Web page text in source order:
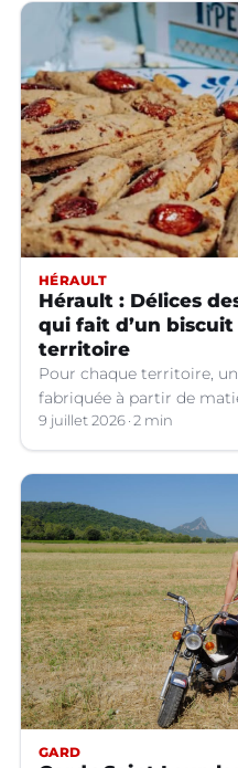
HÉRAULT
Hérault : Délices
qui fait d’un
territoire
Pour chaque territoire,
fabriquée à partir de
9 juillet 2026 2 min
GARD